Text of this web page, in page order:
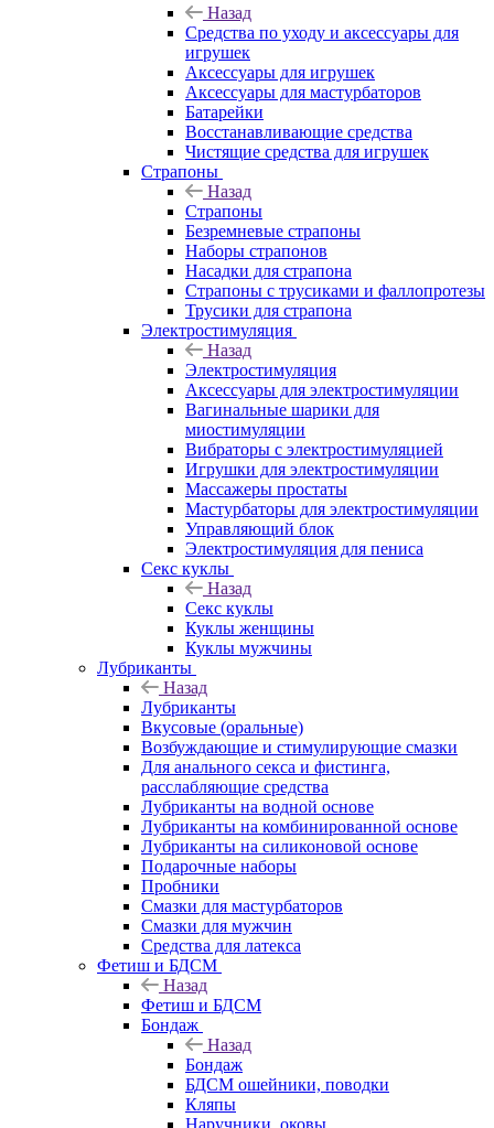
Назад
Средства по уходу и аксессуары для
игрушек
Аксессуары для игрушек
Аксессуары для мастурбаторов
Батарейки
Восстанавливающие средства
Чистящие средства для игрушек
Страпоны
Назад
Страпоны
Безремневые страпоны
Наборы страпонов
Насадки для страпона
Страпоны с трусиками и фаллопротезы
Трусики для страпона
Электростимуляция
Назад
Электростимуляция
Аксессуары для электростимуляции
Вагинальные шарики для
миостимуляции
Вибраторы с электростимуляцией
Игрушки для электростимуляции
Массажеры простаты
Мастурбаторы для электростимуляции
Управляющий блок
Электростимуляция для пениса
Секс куклы
Назад
Секс куклы
Куклы женщины
Куклы мужчины
Лубриканты
Назад
Лубриканты
Вкусовые (оральные)
Возбуждающие и стимулирующие смазки
Для анального секса и фистинга,
расслабляющие средства
Лубриканты на водной основе
Лубриканты на комбинированной основе
Лубриканты на силиконовой основе
Подарочные наборы
Пробники
Смазки для мастурбаторов
Смазки для мужчин
Средства для латекса
Фетиш и БДСМ
Назад
Фетиш и БДСМ
Бондаж
Назад
Бондаж
БДСМ ошейники, поводки
Кляпы
Наручники, оковы